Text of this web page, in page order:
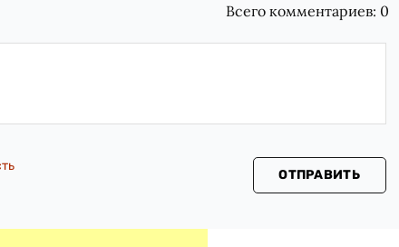
Всего комментариев: 0
ОТПРАВИТЬ